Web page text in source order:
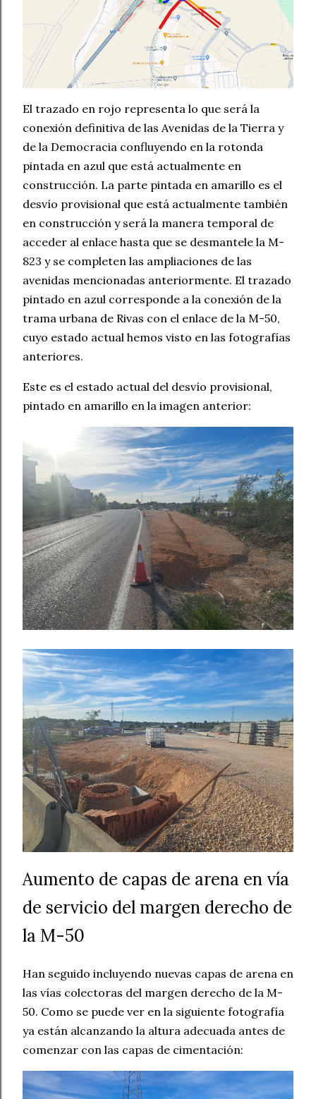
El trazado en rojo representa lo que será la
conexión definitiva de las Avenidas de la Tierra y
de la Democracia confluyendo en la rotonda
pintada en azul que está actualmente en
construcción. La parte pintada en amarillo es el
desvío provisional que está actualmente también
en construcción y será la manera temporal de
acceder al enlace hasta que se desmantele la M-
823 y se completen las ampliaciones de las
avenidas mencionadas anteriormente. El trazado
pintado en azul corresponde a la conexión de la
trama urbana de Rivas con el enlace de la M-50,
cuyo estado actual hemos visto en las fotografías
anteriores.
Este es el estado actual del desvío provisional,
pintado en amarillo en la imagen anterior:
Aumento de capas de arena en vía
de servicio del margen derecho de
la M-50
Han seguido incluyendo nuevas capas de arena en
las vías colectoras del margen derecho de la M-
50. Como se puede ver en la siguiente fotografía
ya están alcanzando la altura adecuada antes de
comenzar con las capas de cimentación: